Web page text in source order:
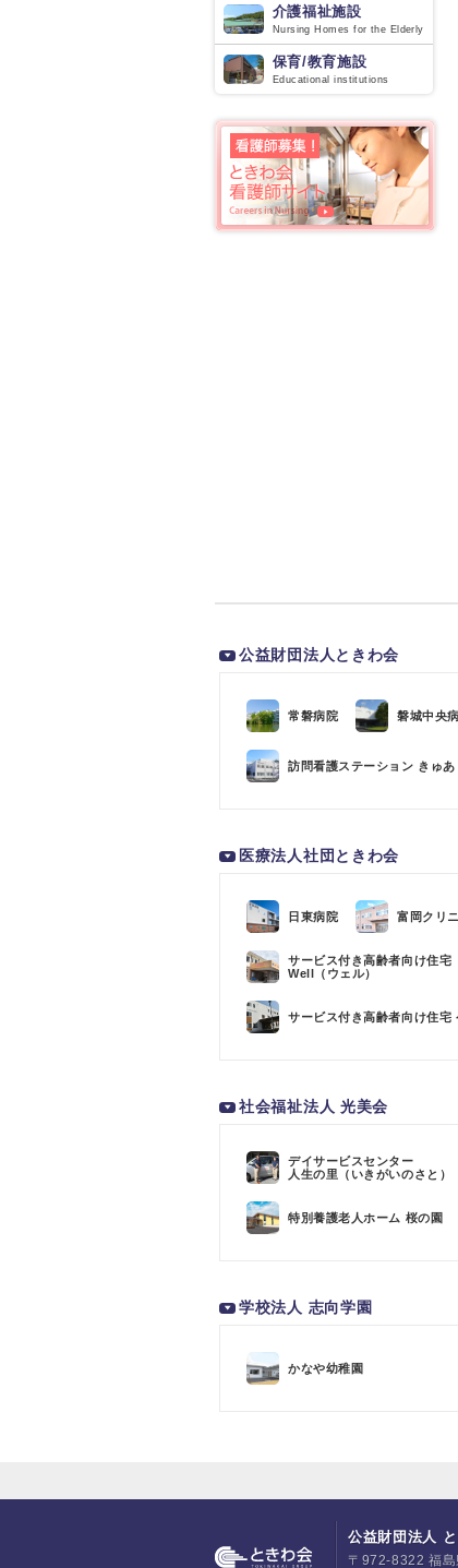
介護福祉施設
Nursing Homes for the Elderly
保育/教育施設
Educational institutions
公益財団法人ときわ会
常磐病院 磐城中央
訪問看護ステーション きゅあ
医療法人社団ときわ会
日東病院 富岡クリ
サービス付き高齢者向け住宅
Well（ウェル）
サービス付き高齢者向け住宅
社会福祉法人 光美会
デイサービスセンター
人生の里（いきがいのさと）
特別養護老人ホーム 桜の園
学校法人 志向学園
かなや幼稚園
公益財団法人
〒972-8322 福島